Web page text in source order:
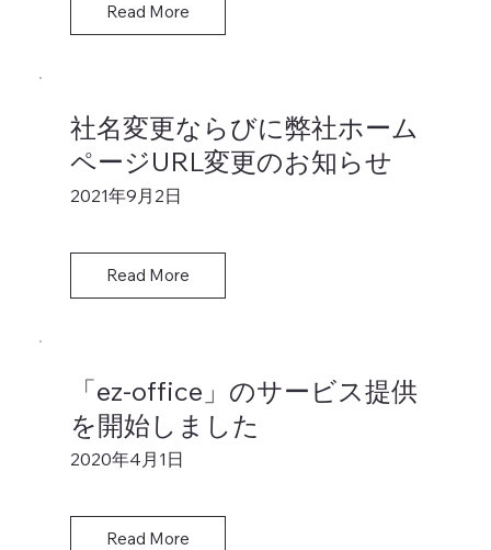
Read More
社名変更ならびに弊社ホーム
ページURL変更のお知らせ
2021年9月2日
Read More
「ez-office」のサービス提供
を開始しました
2020年4月1日
Read More